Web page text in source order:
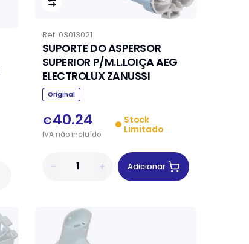
Ref. 03013021
SUPORTE DO ASPERSOR
SUPERIOR P/M.L.LOIÇA AEG
ELECTROLUX ZANUSSI
Original
€40.24
IVAnãoincluído
Stock
Limitado
Adicionar